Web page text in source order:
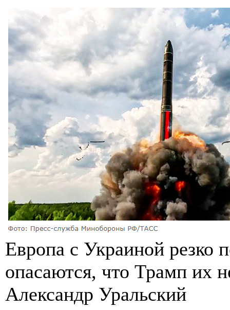
Европа с Украиной резко
опасаются, что Трамп их
Александр Уральский